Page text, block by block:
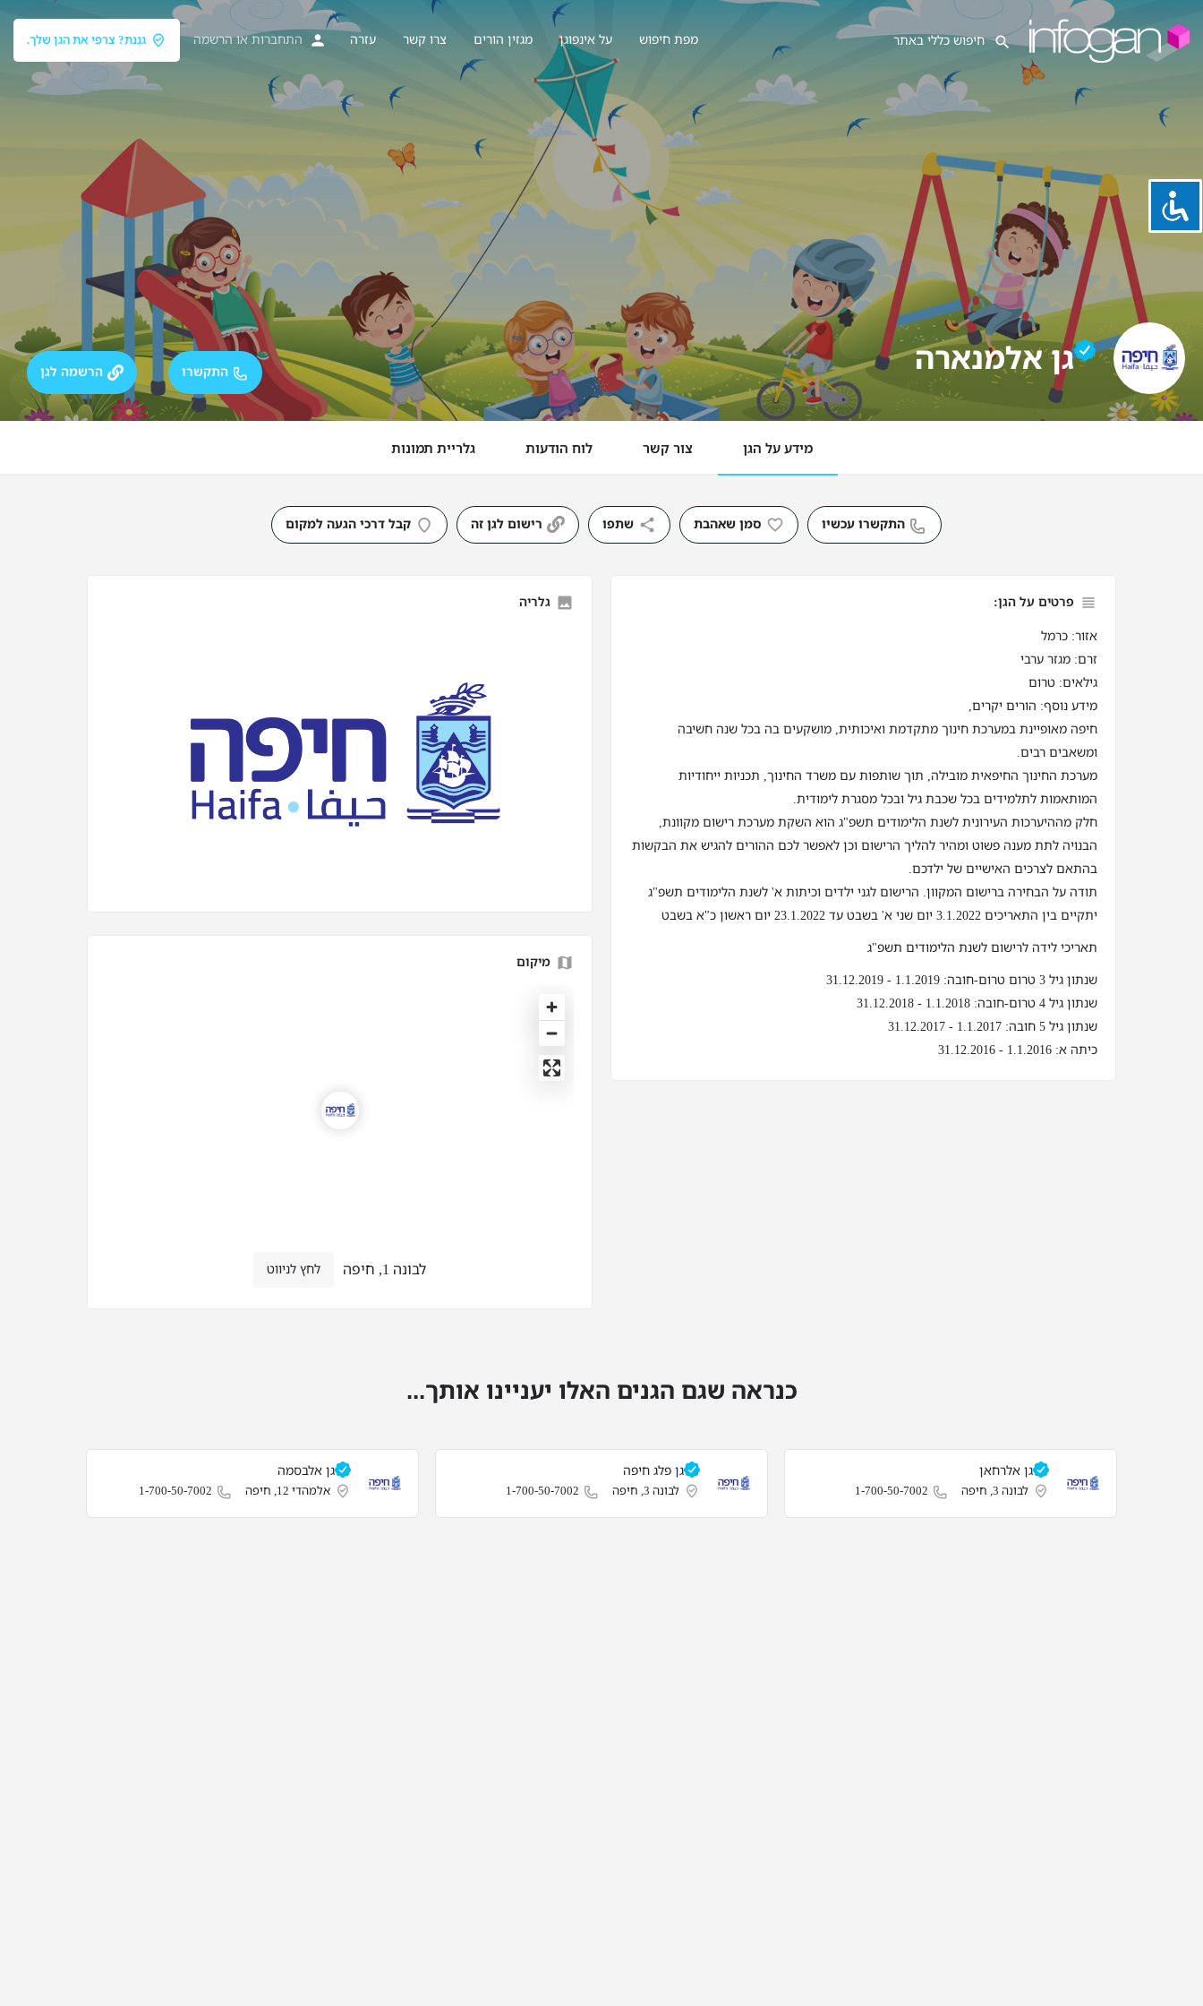
מפת חיפוש על אינפוגן מגזין הורים צרו קשר עזרה התחברות או הרשמה גננת? צרפי את הגן שלך.
גן אלמנארה התקשרו הרשמה לגן
מידע על הגן צור קשר לוח הודעות גלריית תמונות
התקשרו עכשיו סמן שאהבת שתפו רישום לגן זה קבל דרכי הגעה למקום
פרטים על הגן:
אזור: כרמל
זרם: מגזר ערבי
גילאים: טרום
מידע נוסף: הורים יקרים,
חיפה מאופיינת במערכת חינוך מתקדמת ואיכותית, מושקעים בה בכל שנה חשיבה
ומשאבים רבים.
מערכת החינוך החיפאית מובילה, תוך שותפות עם משרד החינוך, תכניות ייחודיות
המותאמות לתלמידים בכל שכבת גיל ובכל מסגרת לימודית.
חלק מההיערכות העירונית לשנת הלימודים תשפ"ג הוא השקת מערכת רישום מקוונת,
הבנויה לתת מענה פשוט ומהיר להליך הרישום וכן לאפשר לכם ההורים להגיש את הבקשות
בהתאם לצרכים האישיים של ילדכם.
תודה על הבחירה ברישום המקוון. הרישום לגני ילדים וכיתות א' לשנת הלימודים תשפ"ג
יתקיים בין התאריכים 3.1.2022 יום שני א' בשבט עד 23.1.2022 יום ראשון כ"א בשבט
תאריכי לידה לרישום לשנת הלימודים תשפ"ג
שנתון גיל 3 טרום טרום-חובה: 1.1.2019 - 31.12.2019
שנתון גיל 4 טרום-חובה: 1.1.2018 - 31.12.2018
שנתון גיל 5 חובה: 1.1.2017 - 31.12.2017
כיתה א: 1.1.2016 - 31.12.2016
גלריה
מיקום
לבונה 1, חיפה לחץ לניווט
כנראה שגם הגנים האלו יעניינו אותך...
גן אלרחאן
לבונה 3, חיפה 1-700-50-7002
גן פלג חיפה
לבונה 3, חיפה 1-700-50-7002
גן אלבסמה
אלמהדי 12, חיפה 1-700-50-7002